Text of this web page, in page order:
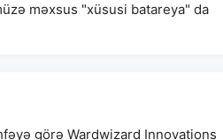
məxsus "xüsusi batareya" da
görə Wardwizard Innovations